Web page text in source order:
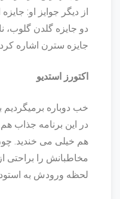
از دیگر جوایز او:
دو جایزه گلدن گلوب،
جایزه سترن اشاره
اکتورز استدیو
خب دوباره برمیگردیم
در این برنامه جذاب
هم خیلی می خندید.
مخاطبانش را براحتی
لحظه ورودش به